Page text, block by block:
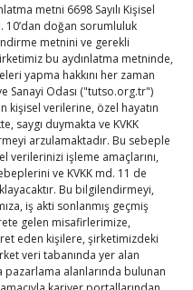
metni 6698 Sayılı Kişisel
10’dan doğan sorumluluk
metnini ve gerekli
bu aydınlatma metninde,
yapma hakkını her zaman
Sanayi Odası ("tutso.org.tr")
kişisel verilerine, özel hayatın
saygı duymakta ve KVKK
arzulamaktadır. Bu sebeple
verilerinizi işleme amaçlarını,
ve KVKK md. 11 de
Bu bilgilendirmeyi,
iş akti sonlanmış geçmiş
gelen misafirlerimize,
eden kişilere, şirketimizdeki
veri tabanında yer alan
alanlarında bulunan
Odası’nın yeni
Rektörü Prof. Dr.